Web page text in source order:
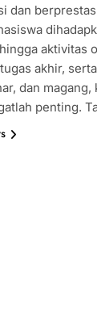
dan
aktivitas
akhir,
dan
penting.